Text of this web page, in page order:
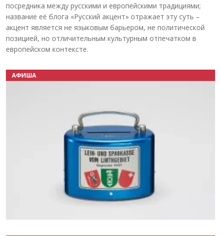
посредника между русскими и европейскими традициями;
название её блога «Русский акцент» отражает эту суть –
акцент является не языковым барьером, не политической
позицией, но отличительным культурным отпечатком в
европейском контексте.
АФИША